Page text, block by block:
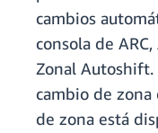
cambios
consola de
Zonal Autoshift.
cambio de zona
de zona está